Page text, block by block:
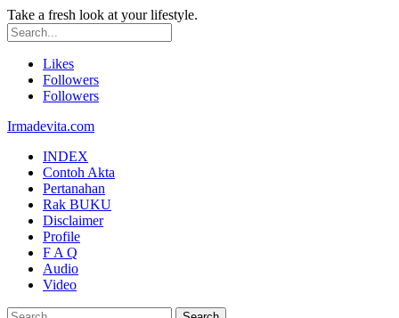
Take a fresh look at your lifestyle.
Likes
Followers
Followers
Irmadevita.com
INDEX
Contoh Akta
Pertanahan
Rak BUKU
Disclaimer
Profile
F A Q
Audio
Video